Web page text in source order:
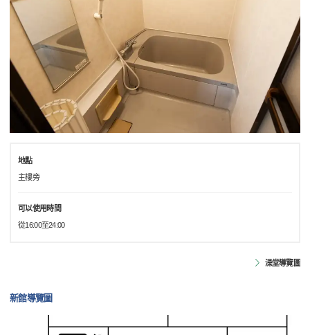
地點
主樓旁
可以使用時間
從16:00至24:00
澡堂導覽圖
新館導覽圖